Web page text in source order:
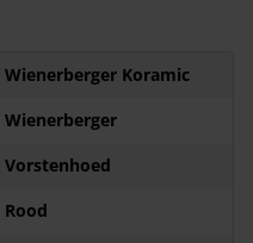
Wienerberger Koramic
Wienerberger
Vorstenhoed
Rood